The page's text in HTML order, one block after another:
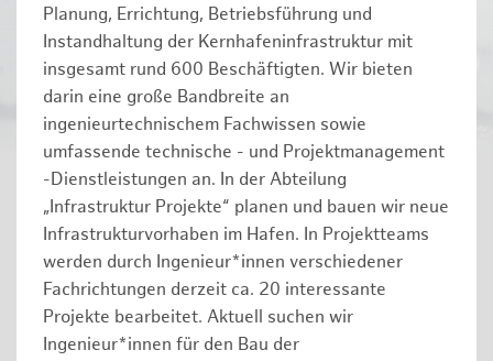
Planung, Errichtung, Betriebsführung und
Instandhaltung der Kernhafeninfrastruktur mit
insgesamt rund 600 Beschäftigten. Wir bieten
darin eine große Bandbreite an
ingenieurtechnischem Fachwissen sowie
umfassende technische - und Projektmanagement
-Dienstleistungen an. In der Abteilung
„Infrastruktur Projekte“ planen und bauen wir neue
Infrastrukturvorhaben im Hafen. In Projektteams
werden durch Ingenieur*innen verschiedener
Fachrichtungen derzeit ca. 20 interessante
Projekte bearbeitet. Aktuell suchen wir
Ingenieur*innen für den Bau der